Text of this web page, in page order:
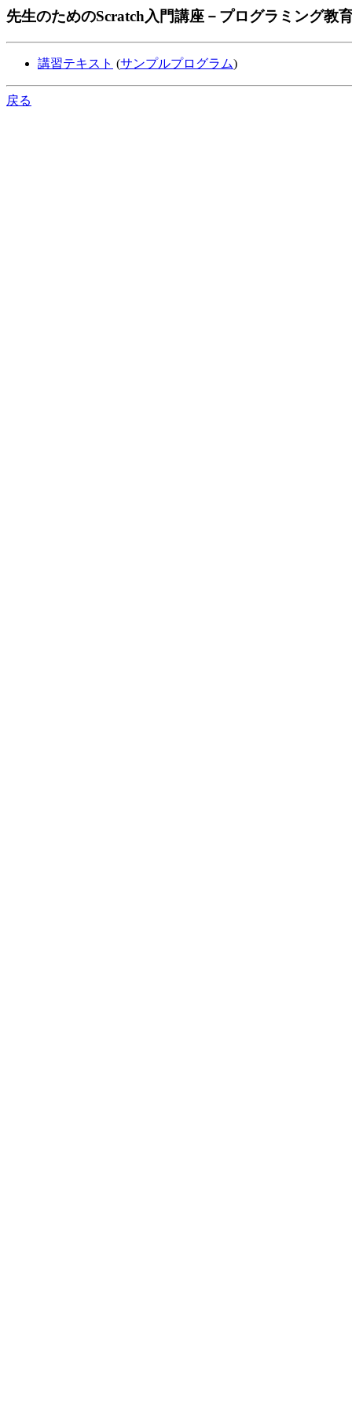
先生のためのScratch入門講座－プログラミング教
講習テキスト (サンプルプログラム)
戻る